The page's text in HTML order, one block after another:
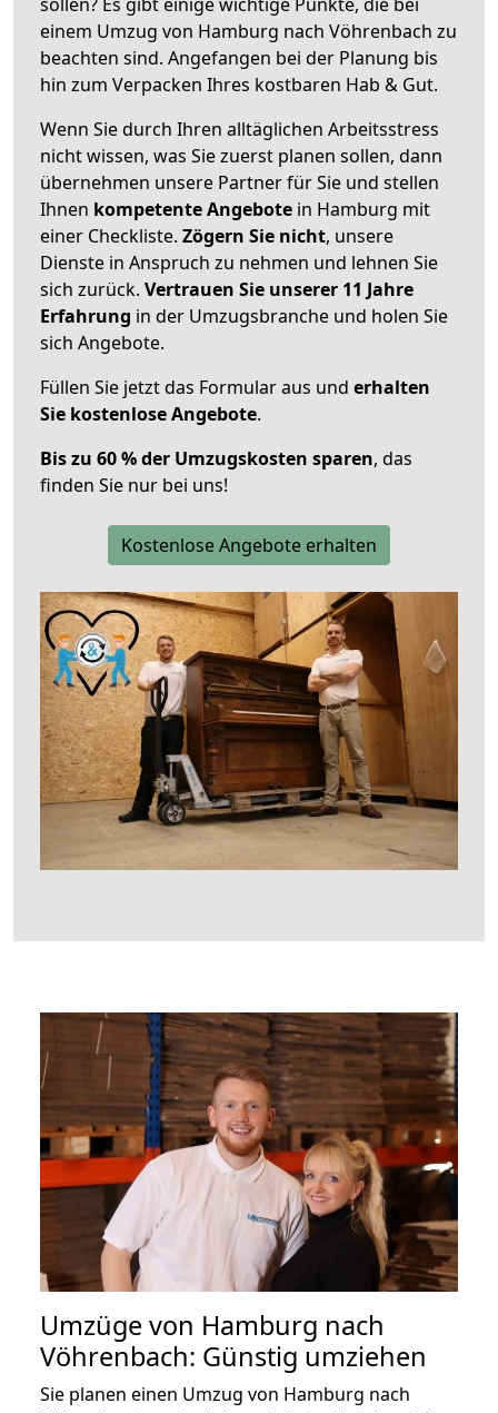
einem Umzug von Hamburg nach Vöhrenbach zu
beachten sind. Angefangen bei der Planung bis
hin zum Verpacken Ihres kostbaren Hab & Gut.
Wenn Sie durch Ihren alltäglichen Arbeitsstress
nicht wissen, was Sie zuerst planen sollen, dann
übernehmen unsere Partner für Sie und stellen
Ihnen kompetente Angebote in Hamburg mit
einer Checkliste. Zögern Sie nicht, unsere
Dienste in Anspruch zu nehmen und lehnen Sie
sich zurück. Vertrauen Sie unserer 11 Jahre
Erfahrung in der Umzugsbranche und holen Sie
sich Angebote.
Füllen Sie jetzt das Formular aus und erhalten
Sie kostenlose Angebote.
Bis zu 60 % der Umzugskosten sparen, das
finden Sie nur bei uns!
Kostenlose Angebote erhalten
Umzüge von Hamburg nach
Vöhrenbach: Günstig umziehen
Sie planen einen Umzug von Hamburg nach